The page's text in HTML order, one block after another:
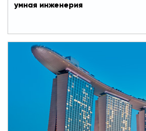
умная инженерия
По данным Всемирного
охлаждающие устройства
всех мировых выбросов
Согласно прогнозам, выбросы
удвоятся к 2030 году, если